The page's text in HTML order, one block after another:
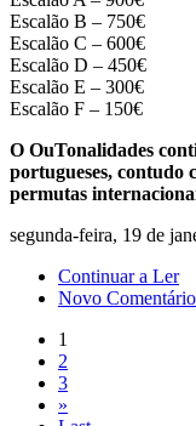
Escalão B – 750€
Escalão C – 600€
Escalão D – 450€
Escalão E – 300€
Escalão F – 150€
O OuTonalidades
portugueses, contudo
permutas
segunda-feira, 19 de
Continuar a Ler
Novo Comentário
1
2
3
»